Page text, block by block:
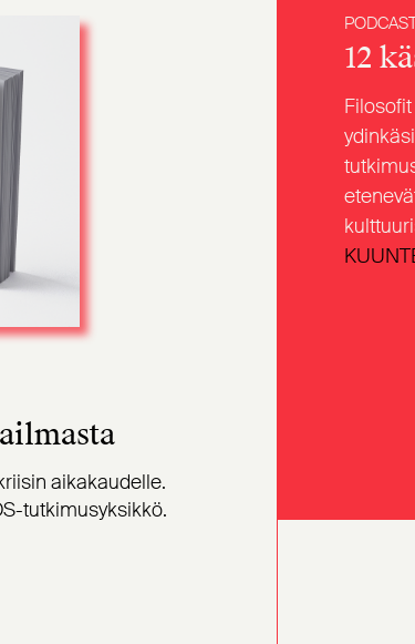
aikakaudelle.
tutkimusyksikkö.
12